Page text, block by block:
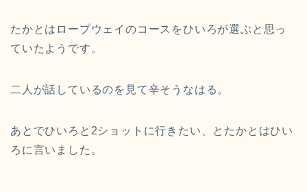
たかとはロープウェイのコースをひいろが選ぶと思っ
ていたようです。
二人が話しているのを見て辛そうなはる。
あとでひいろと2ショットに行きたい、とたかとはひい
ろに言いました。